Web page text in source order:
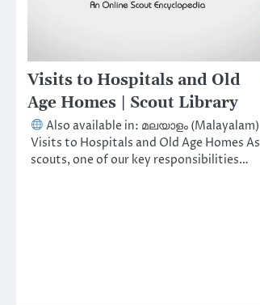
Visits to Hospitals and Old
Age Homes | Scout Library
Also available in: മലയാളം (Malayalam)
Visits to Hospitals and Old Age Homes As
scouts, one of our key responsibilities…